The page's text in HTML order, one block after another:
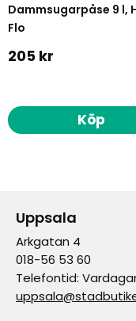
Dammsugarpåse 9 l,
Flo
205 kr
Köp
Uppsala
Arkgatan 4
018-56 53 60
Telefontid: